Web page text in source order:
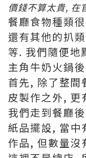
價錢不算太貴, 在
餐廳食物種類
還有其他的扒
等. 我們隨便地
主角牛奶火鍋
首先, 除了整間
皮製作之外, 更
我們走到餐廳
紙品擺設, 當中
作品, 但數量沒